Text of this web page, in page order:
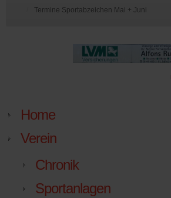
Termine Sportabzeichen Mai + Juni
Home
Verein
Chronik
Sportanlagen